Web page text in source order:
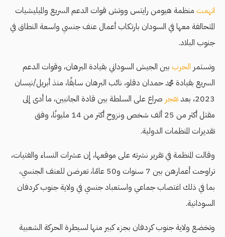
اتهمت منظمة هيومن رايتس ووتش قوات الدعم السريع والميليشيات
المتحالفة معها في السودان بارتكاب أعمال عنف جنسي واسعة النطاق في
جنوب البلاد.
وتستمر الحرب بين الجيش السوداني بقيادة البرهان، وقوات الدعم
السريع بقيادة محمد حمدان دقلو، نائب البرهان سابقًا، منذ أبريل/نيسان
2023، بعد
تفجر صراع على السلطة بين قادة الجانبين، ما أدى إلى
مقتل أكثر من 25 ألف شخص ونزوح أكثر من 14 مليونًا، وفق
تقديرات المنظمات الدولية.
وقالت المنظمة في تقرير نشرته على موقعها، إن عشرات النساء والفتيات،
تراوحت أعمارهن بين 7 سنوات و50 عامًا، تعرضن للعنف الجنسي،
بما في ذلك اغتصاب جماعي واستعباد جنسي في ولاية جنوب كردفان
السودانية.
وتخضع ولاية جنوب كردفان بجزء كبير منها لسيطرة الحركة الشعبية